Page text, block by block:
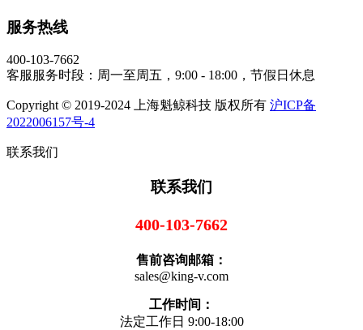
服务热线
400-103-7662
客服服务时段：周一至周五，9:00 - 18:00，节假日休息
Copyright © 2019-2024 上海魁鲸科技 版权所有 沪ICP备
2022006157号-4
联系我们
联系我们
400-103-7662
售前咨询邮箱：
sales@king-v.com
工作时间：
法定工作日 9:00-18:00